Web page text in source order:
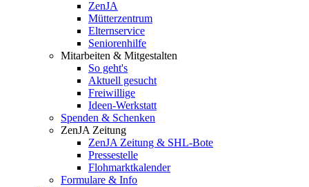
ZenJA
Mütterzentrum
Elternservice
Seniorenhilfe
Mitarbeiten & Mitgestalten
So geht's
Aktuell gesucht
Freiwillige
Ideen-Werkstatt
Spenden & Schenken
ZenJA Zeitung
ZenJA Zeitung & SHL-Bote
Pressestelle
Flohmarktkalender
Formulare & Info